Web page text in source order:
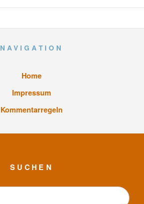
NAVIGATION
Home
Impressum
Kommentarregeln
SUCHEN